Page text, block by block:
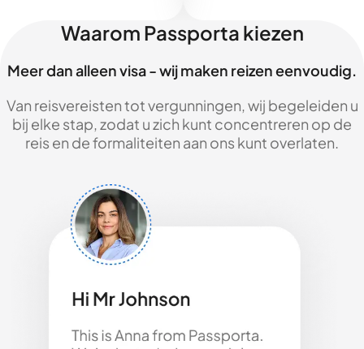
Waarom Passporta kiezen
Meer dan alleen visa - wij maken reizen eenvoudig.
Van reisvereisten tot vergunningen, wij begeleiden u
bij elke stap, zodat u zich kunt concentreren op de
reis en de formaliteiten aan ons kunt overlaten.